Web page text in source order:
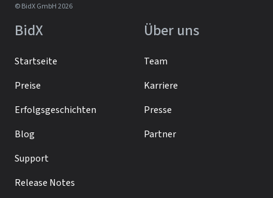
© BidX GmbH 2026
BidX
Startseite
Preise
Erfolgsgeschichten
Blog
Support
Release Notes
Über uns
Team
Karriere
Presse
Partner